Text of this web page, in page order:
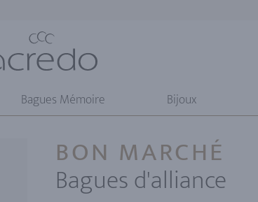
Bagues Mémoire Bijoux
BON MARCHÉ
Bagues d'alliance